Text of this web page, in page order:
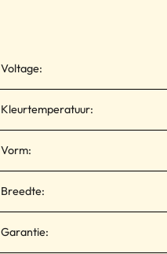
Voltage:
Kleurtemperatuur:
Vorm:
Breedte:
Garantie: